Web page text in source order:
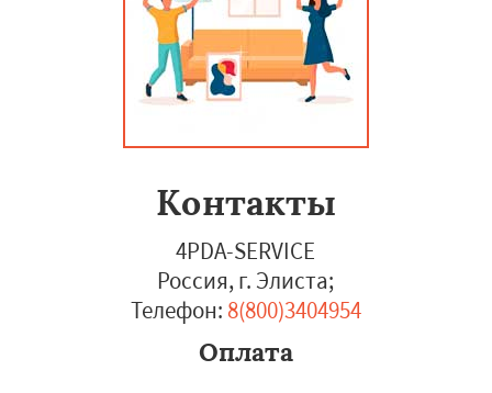
Контакты
4PDA-SERVICE
Россия, г. Элиста;
Телефон: 8(800)3404954
Оплата